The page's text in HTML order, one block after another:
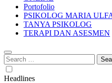
Portofolio
PSIKOLOG MARIA
TANYA PSIKOLOG
TERAPI DAN ASESMEN
Search
for:
Headlines